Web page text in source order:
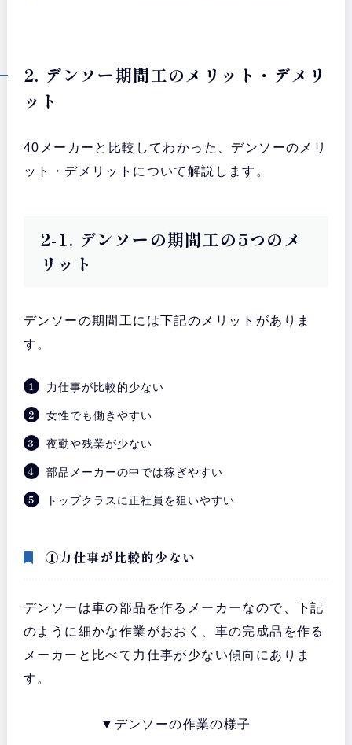
2. デンソー期間工のメリット・デメリ
ット
40メーカーと比較してわかった、デンソーのメリ
ット・デメリットについて解説します。
2-1. デンソーの期間工の5つのメ
リット
デンソーの期間工には下記のメリットがありま
す。
力仕事が比較的少ない
女性でも働きやすい
夜勤や残業が少ない
部品メーカーの中では稼ぎやすい
トップクラスに正社員を狙いやすい
①力仕事が比較的少ない
デンソーは車の部品を作るメーカーなので、下記
のように細かな作業がおおく、車の完成品を作る
メーカーと比べて力仕事が少ない傾向にありま
す。
▼デンソーの作業の様子